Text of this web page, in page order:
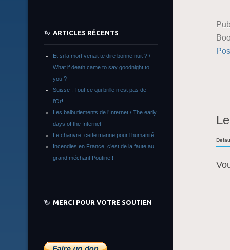
ARTICLES RÉCENTS
Et si la mort venait te dire bonne nuit ? /
What if death came to say goodnight to
you ?
Suisse : Tout ce qui brille n’est pas de
l’Or!
Les balbutiements de l’Internet / The early
days of the Internet
Le chanvre, cette manne pour l’humanité
Incendies en France, c’est de la faute au
grand méchant Poutine !
MERCI POUR VOTRE SOUTIEN